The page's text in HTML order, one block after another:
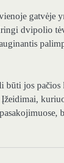
gatvėje
dvipolio
būti jos